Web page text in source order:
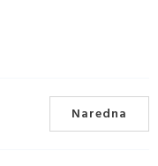
Naredna